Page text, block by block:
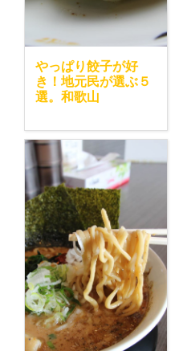
やっぱり餃子が好
き！地元民が選ぶ５
選。和歌山